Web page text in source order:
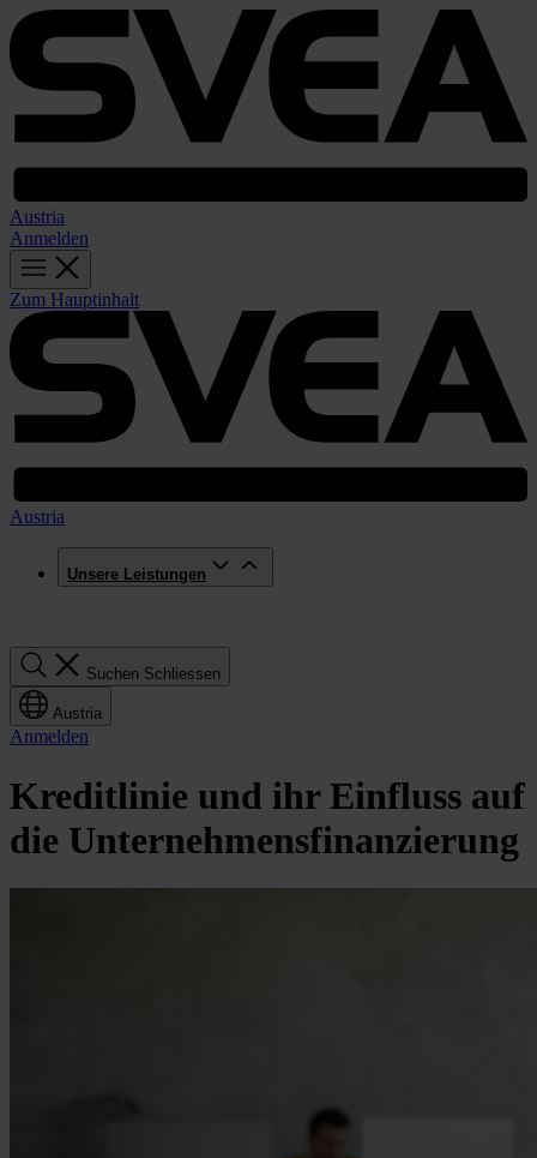
Austria
Anmelden
Zum Hauptinhalt
Austria
Unsere Leistungen
Suchen Schliessen
Austria
Anmelden
Kreditlinie und ihr Einfluss auf
die Unternehmensfinanzierung